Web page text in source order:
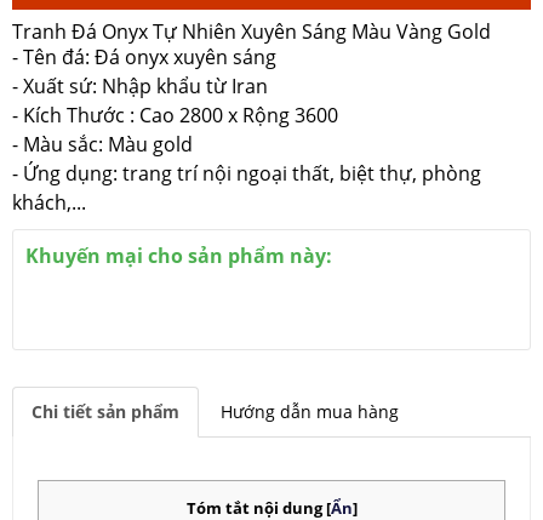
Tranh Đá Onyx Tự Nhiên Xuyên Sáng Màu Vàng Gold
- Tên đá: Đá onyx xuyên sáng
- Xuất sứ: Nhập khẩu từ Iran
- Kích Thước : Cao 2800 x Rộng 3600
- Màu sắc: Màu gold
- Ứng dụng: trang trí nội ngoại thất, biệt thự, phòng
khách,...
Khuyến mại cho sản phẩm này:
Chi tiết sản phẩm Hướng dẫn mua hàng
Tóm tắt nội dung[Ẩn]